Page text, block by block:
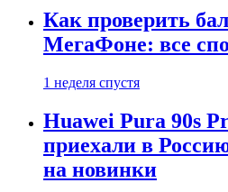
Как проверить
МегаФоне: все
1 неделя спустя
Huawei Pura 90s
приехали в
на новинки